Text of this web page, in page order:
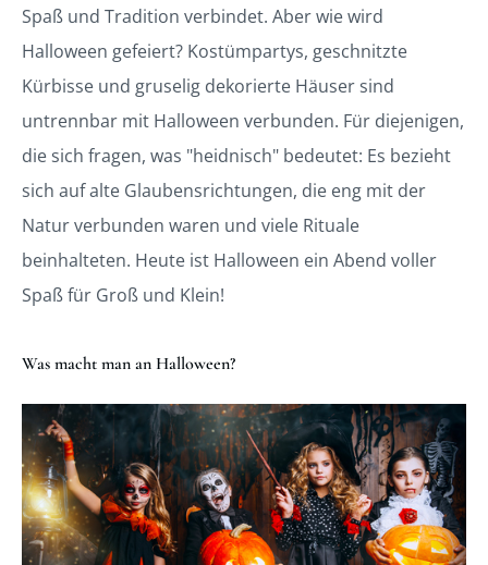
Spaß und Tradition verbindet. Aber wie wird
Halloween gefeiert? Kostümpartys, geschnitzte
Kürbisse und gruselig dekorierte Häuser sind
untrennbar mit Halloween verbunden. Für diejenigen,
die sich fragen, was "heidnisch" bedeutet: Es bezieht
sich auf alte Glaubensrichtungen, die eng mit der
Natur verbunden waren und viele Rituale
beinhalteten. Heute ist Halloween ein Abend voller
Spaß für Groß und Klein!
Was macht man an Halloween?